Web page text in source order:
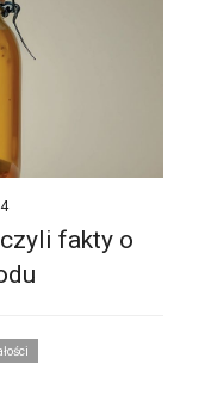
fakty o